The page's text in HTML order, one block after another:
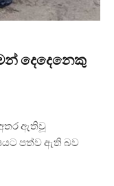
දෙදෙනෙකු
ඇතිවූ
පත්ව ඇති බව